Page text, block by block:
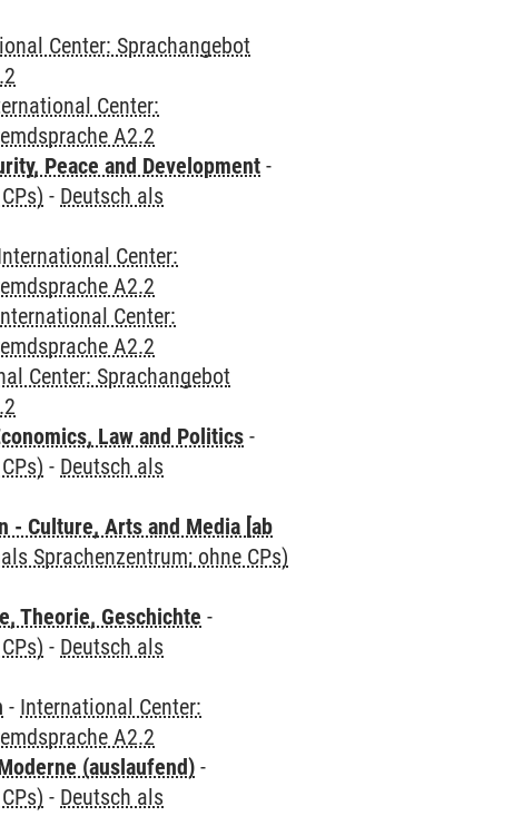
Center: Sprachangebot
Center:
A2.2
Peace and Development -
- Deutsch als
Center:
A2.2
Center:
A2.2
Center: Sprachangebot
Law and Politics -
- Deutsch als
- Culture, Arts and Media [ab
Sprachenzentrum; ohne CPs)
Theorie, Geschichte -
- Deutsch als
- International Center:
A2.2
(auslaufend) -
- Deutsch als